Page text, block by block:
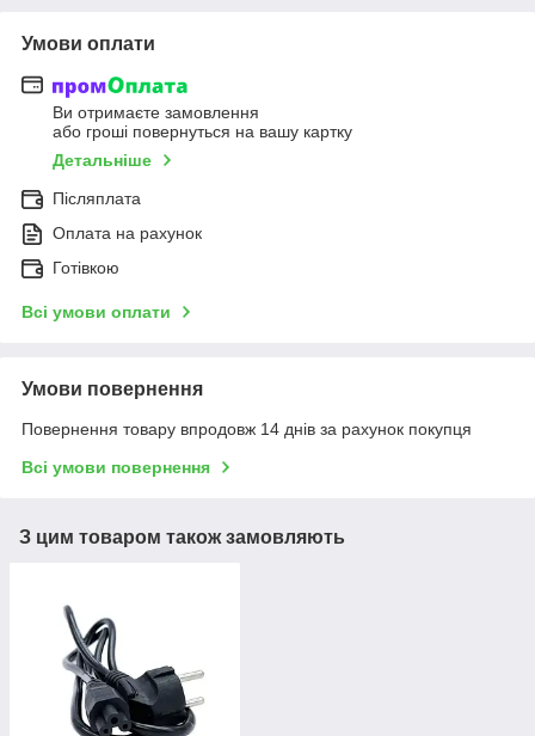
Умови оплати
Ви отримаєте замовлення
або гроші повернуться на вашу картку
Детальніше
Післяплата
Оплата на рахунок
Готівкою
Всі умови оплати
Умови повернення
Повернення товару впродовж 14 днів за рахунок покупця
Всі умови повернення
З цим товаром також замовляють